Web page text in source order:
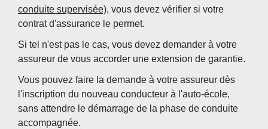
conduite supervisée), vous devez vérifier si votre
contrat d'assurance le permet.
Si tel n'est pas le cas, vous devez demander à votre
assureur de vous accorder une extension de garantie.
Vous pouvez faire la demande à votre assureur dès
l'inscription du nouveau conducteur à l'auto-école,
sans attendre le démarrage de la phase de conduite
accompagnée.